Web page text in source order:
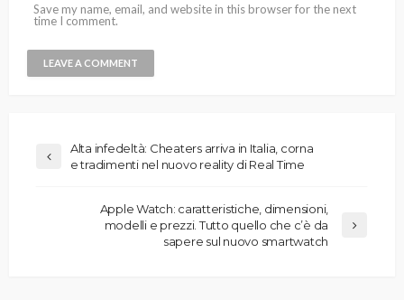
Save my name, email, and website in this browser for the next
time I comment.
Alta infedeltà: Cheaters arriva in Italia, corna
e tradimenti nel nuovo reality di Real Time
Apple Watch: caratteristiche, dimensioni,
modelli e prezzi. Tutto quello che c’è da
sapere sul nuovo smartwatch